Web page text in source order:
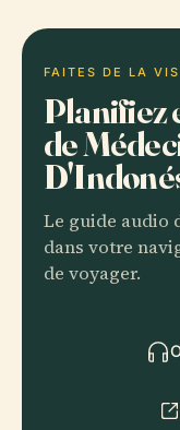
FAITES DE LA
Planifiez
de
Le guide audio
dans votre
de voyager.